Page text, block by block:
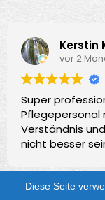
Kerstin
vor 2
Super
Pflegepersonal
Verständnis
nicht besser
Diese Seite